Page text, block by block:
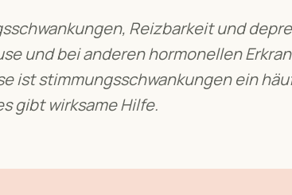
Reizbarkeit und
und bei anderen hormonellen
iststimmungsschwankungenein
gibt wirksame Hilfe.